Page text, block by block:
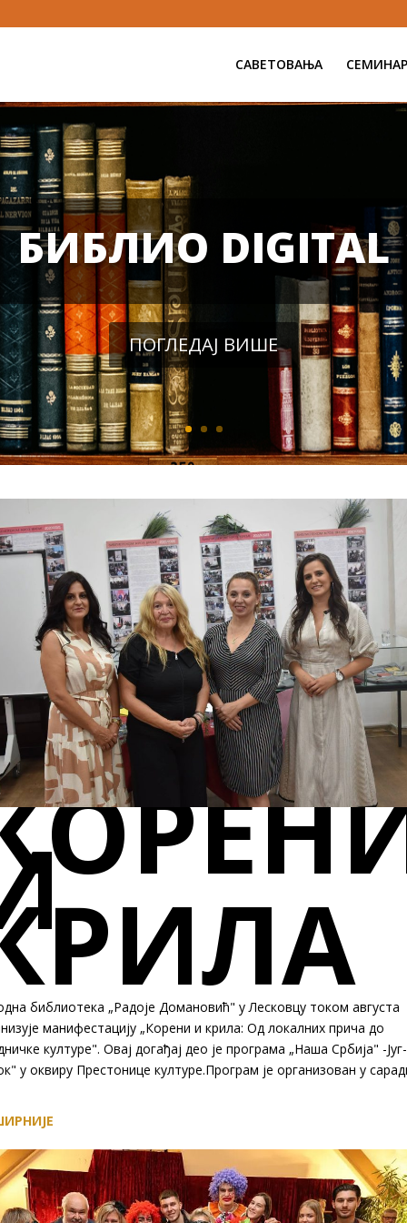
САВЕТОВАЊА
БИБЛИО DIGITAL
ПОГЛЕДАЈ ВИШЕ
библиотека „Радоје Домановић" у Лесковцу током августа
манифестацију „Корени и крила: Од локалних прича до
културе". Овај догађај део је програма „Наша Србијa" -Југ-
у оквиру Престонице културе.Програм је организован у